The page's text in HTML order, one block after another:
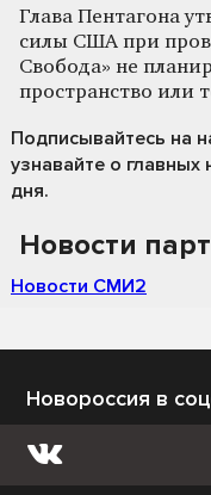
Глава Пентагона
силы США при
Свобода» не
пространство или
Подписывайтесь на
узнавайте о
дня.
Новости
Новости СМИ2
Новороссия в